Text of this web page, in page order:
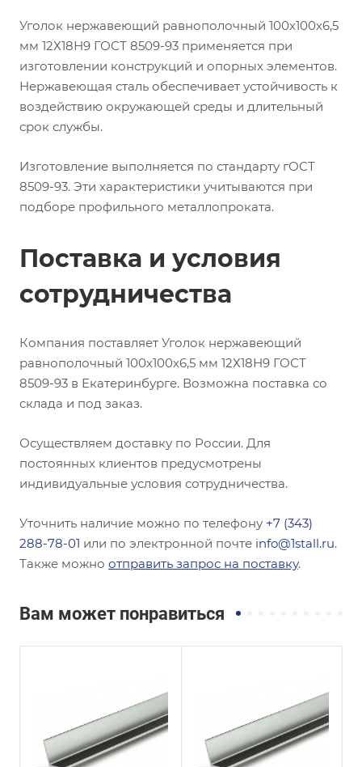
Уголок нержавеющий равнополочный 100х100х6,5
мм 12Х18Н9 ГОСТ 8509-93 применяется при
изготовлении конструкций и опорных элементов.
Нержавеющая сталь обеспечивает устойчивость к
воздействию окружающей среды и длительный
срок службы.
Изготовление выполняется по стандарту гОСТ
8509-93. Эти характеристики учитываются при
подборе профильного металлопроката.
Поставка и условия
сотрудничества
Компания поставляет Уголок нержавеющий
равнополочный 100х100х6,5 мм 12Х18Н9 ГОСТ
8509-93 в Екатеринбурге. Возможна поставка со
склада и под заказ.
Осуществляем доставку по России. Для
постоянных клиентов предусмотрены
индивидуальные условия сотрудничества.
Уточнить наличие можно по телефону +7 (343)
288-78-01 или по электронной почте info@1stall.ru.
Также можно отправить запрос на поставку.
Вам может понравиться
Равнополочный
Высота, мм
80
Толщина, мм
Равнополочный
Высота, мм
100
Толщина, мм